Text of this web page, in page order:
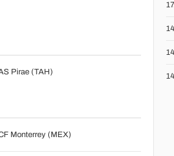
Pirae (TAH)
Monterrey (MEX)